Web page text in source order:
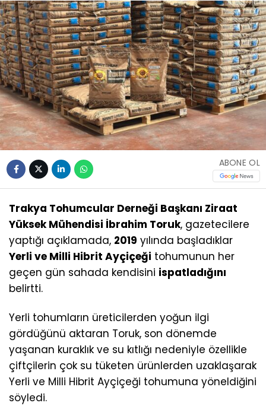
ABONE OL
Trakya Tohumcular Derneği Başkanı Ziraat
Yüksek Mühendisi İbrahim Toruk, gazetecilere
yaptığı açıklamada, 2019 yılında başladıklar
Yerli ve Milli Hibrit Ayçiçeği tohumunun her
geçen gün sahada kendisini ispatladığını
belirtti.
Yerli tohumların üreticilerden yoğun ilgi
gördüğünü aktaran Toruk, son dönemde
yaşanan kuraklık ve su kıtlığı nedeniyle özellikle
çiftçilerin çok su tüketen ürünlerden uzaklaşarak
Yerli ve Milli Hibrit Ayçiçeği tohumuna yöneldiğini
söyledi.